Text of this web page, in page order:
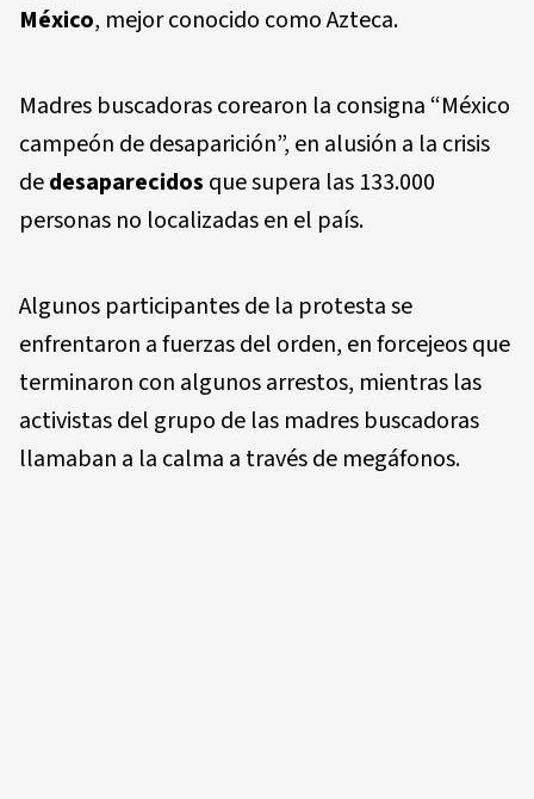
México, mejor conocido como Azteca.
Madres buscadoras corearon la consigna “México
campeón de desaparición”, en alusión a la crisis
dedesaparecidos que supera las 133.000
personas no localizadas en el país.
Algunos participantes de la protesta se
enfrentaron a fuerzas del orden, en forcejeos que
terminaron con algunos arrestos, mientras las
activistas del grupo de las madres buscadoras
llamaban a la calma a través de megáfonos.